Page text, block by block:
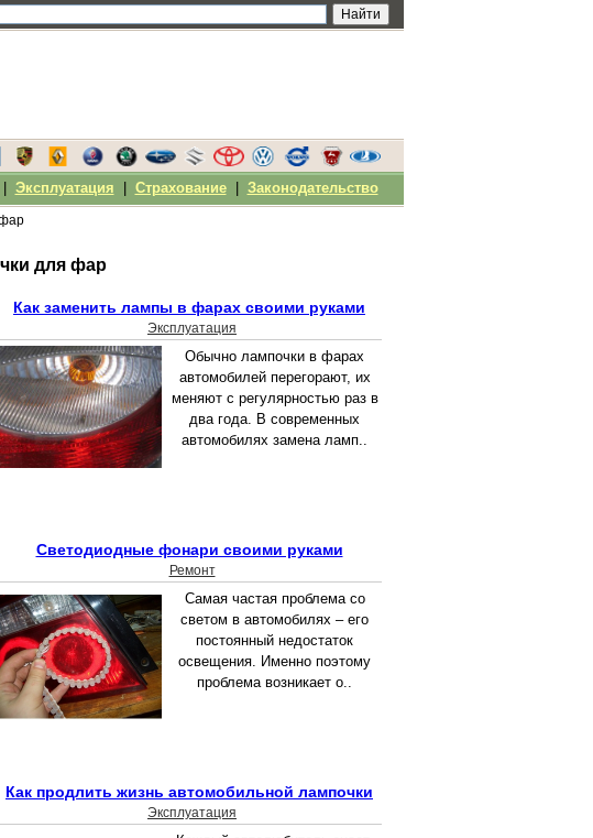
для фар
Как заменить лампы в фарах своими руками
Эксплуатация
Обычно лампочки в фарах
автомобилей перегорают, их
меняют с регулярностью раз в
два года. В современных
автомобилях замена ламп..
Светодиодные фонари своими руками
Ремонт
Самая частая проблема со
светом в автомобилях – его
постоянный недостаток
освещения. Именно поэтому
проблема возникает о..
Как продлить жизнь автомобильной лампочки
Эксплуатация
Эксплуатация Страхование| Законодательство